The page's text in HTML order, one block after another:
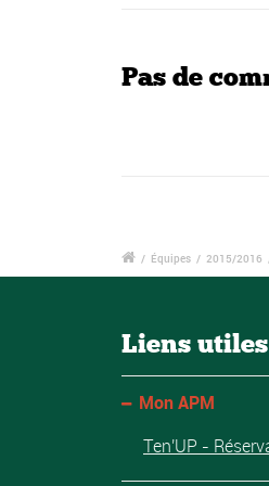
Pas de
/ Équipes / 2015/2016
Liens utiles
Mon APM
Ten'UP -